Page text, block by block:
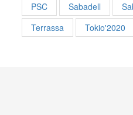
PSC
Sabadell
Terrassa
Tokio'2020